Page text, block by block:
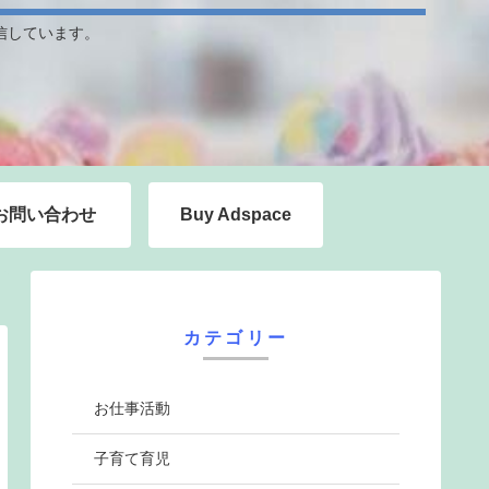
ています。
問い合わせ Buy Adspace
カテゴリー
お仕事活動
子育て育児